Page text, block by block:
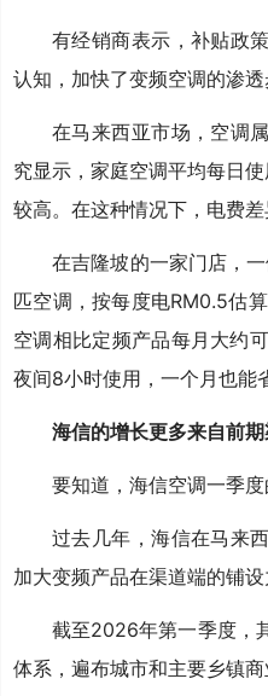
有经销商表示，补贴政
认知，加快了变频空调的渗透
在马来西亚市场，空调
究显示，家庭空调平均每日
较高。在这种情况下，电费差
在吉隆坡的一家门店，
匹空调，按每度电RM0.5估
空调相比定频产品每月大约
夜间8小时使用，一个月也能
海信的增长更多来自前
要知道，海信空调一季度
过去几年，海信在马来
加大变频产品在渠道端的铺设
截至2026年第一季度，
体系，遍布城市和主要乡镇商